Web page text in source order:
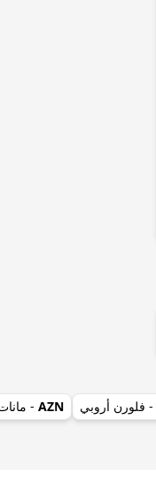
- فلورن أروبي AZN
-